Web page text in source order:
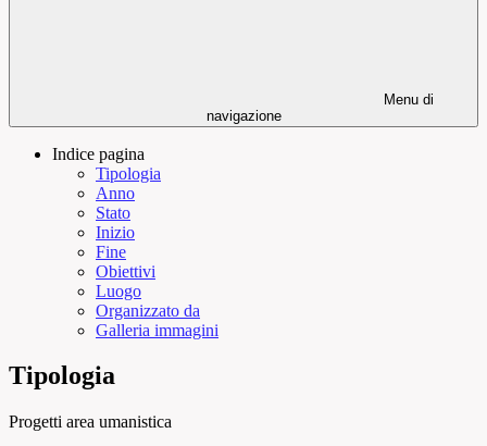
Menu di
navigazione
Indice pagina
Tipologia
Anno
Stato
Inizio
Fine
Obiettivi
Luogo
Organizzato da
Galleria immagini
Tipologia
Progetti area umanistica